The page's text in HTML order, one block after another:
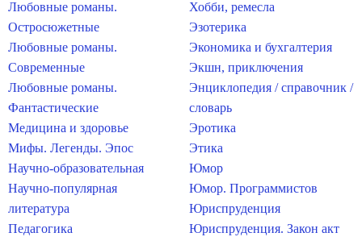
Любовные романы.
Остросюжетные
Любовные романы.
Современные
Любовные романы.
Фантастические
Медицина и здоровье
Мифы. Легенды. Эпос
Научно-образовательная
Научно-популярная
литература
Педагогика
Хобби, ремесла
Эзотерика
Экономика и бухгалтерия
Экшн, приключения
Энциклопедия / справочник /
словарь
Эротика
Этика
Юмор
Юмор. Программистов
Юриспруденция
Юриспруденция. Закон акт